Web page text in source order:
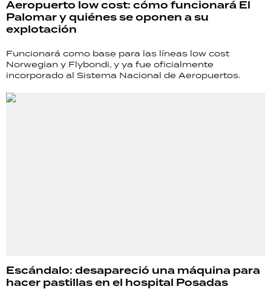
Aeropuerto low cost: cómo funcionará El
Palomar y quiénes se oponen a su
explotación
Funcionará como base para las líneas low cost
Norwegian y Flybondi, y ya fue oficialmente
incorporado al Sistema Nacional de Aeropuertos.
Escándalo: desapareció una máquina para
hacer pastillas en el hospital Posadas